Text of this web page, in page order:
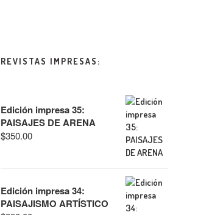
REVISTAS IMPRESAS:
Edición impresa 35:
PAISAJES DE ARENA
$350.00
Edición impresa 34:
PAISAJISMO ARTÍSTICO